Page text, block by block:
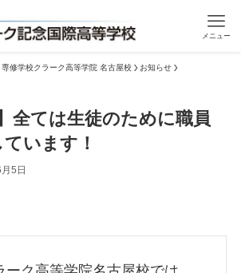
メニュー
専修学校クラーク高等学院 名古屋校 お知らせ
全ては生徒のために職員
います！
5日